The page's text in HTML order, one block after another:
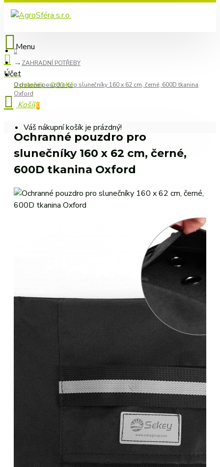
0 položek - 0,00 Kč
0
Váš nákupní košík je prázdný!
ZAHRADNÍ POTŘEBY
Ochranné pouzdro pro slunečníky 160 x 62 cm, černé, 600D tkanina
Oxford
Ochranné pouzdro pro
slunečníky 160 x 62 cm, černé,
600D tkanina Oxford